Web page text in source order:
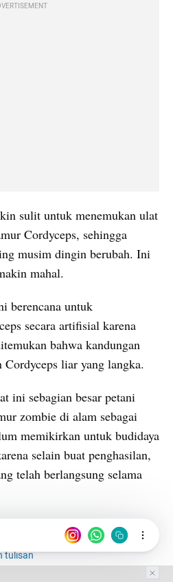
sulit untuk menemukan ulat
Cordyceps, sehingga
musim dingin berubah. Ini
mahal.
berencana untuk
secara artifisial karena
bahwa kandungan
Cordyceps liar yang langka.
ini sebagian besar petani
zombie di alam sebagai
memikirkan untuk budidaya
selain buat penghasilan,
telah berlangsung selama
Obat
Larva
tulisan